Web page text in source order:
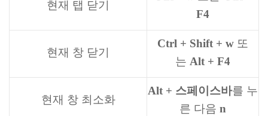
현재 탭 닫기
F4
현재 창 닫기
Ctrl + Shift + w 또
는 Alt + F4
현재 창 최소화
Alt + 스페이스바를 누
른 다음 n